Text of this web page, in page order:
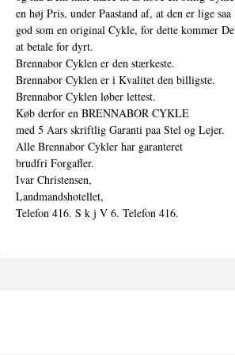
en høj Pris, under Paastand af, at den er lige saa
god som en original Cykle, for dette kommer
at betale for dyrt.
Brennabor Cyklen er den stærkeste.
Brennabor Cyklen er i Kvalitet den billigste.
Brennabor Cyklen løber lettest.
Køb derfor en BRENNABOR CYKLE
med 5 Aars skriftlig Garanti paa Stel og Lejer.
Alle Brennabor Cykler har garanteret
brudfri Forgafler.
Ivar Christensen,
Landmandshotellet,